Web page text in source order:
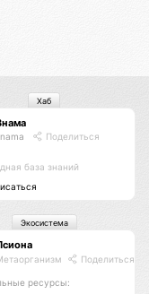
Поделиться
база знаний
Хаб
Поделиться
ресурсы:
Экосистема